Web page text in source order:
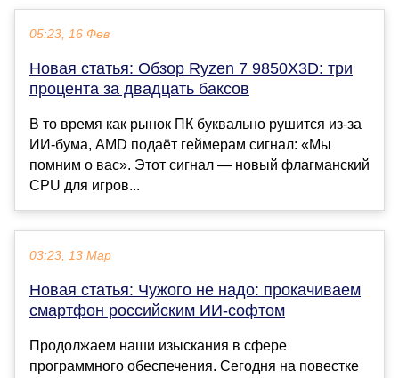
05:23, 16 Фев
Новая статья: Обзор Ryzen 7 9850X3D: три
процента за двадцать баксов
В то время как рынок ПК буквально рушится из-за
ИИ-бума, AMD подаёт геймерам сигнал: «Мы
помним о вас». Этот сигнал — новый флагманский
CPU для игров...
03:23, 13 Мар
Новая статья: Чужого не надо: прокачиваем
смартфон российским ИИ-софтом
Продолжаем наши изыскания в сфере
программного обеспечения. Сегодня на повестке